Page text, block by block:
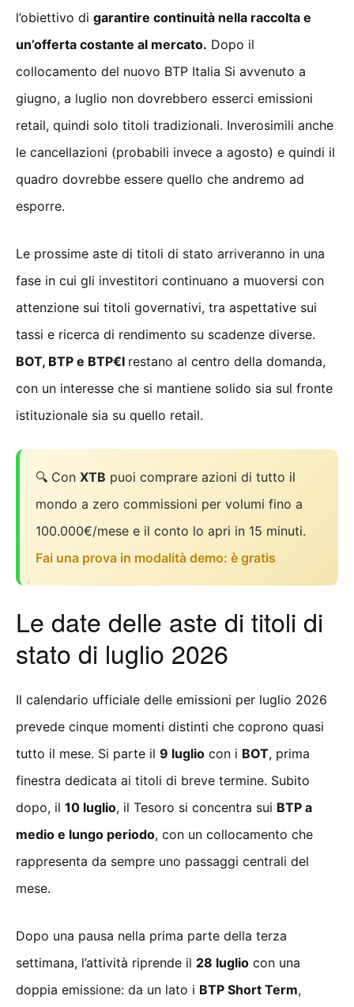
l’obiettivo di garantire continuità nella raccolta e
un’offerta costante al mercato. Dopo il
collocamento del nuovo BTP Italia Si avvenuto a
giugno, a luglio non dovrebbero esserci emissioni
retail, quindi solo titoli tradizionali. Inverosimili anche
le cancellazioni (probabili invece a agosto) e quindi il
quadro dovrebbe essere quello che andremo ad
esporre.
Le prossime aste di titoli di stato arriveranno in una
fase in cui gli investitori continuano a muoversi con
attenzione sui titoli governativi, tra aspettative sui
tassi e ricerca di rendimento su scadenze diverse.
BOT, BTP e BTP€I restano al centro della domanda,
con un interesse che si mantiene solido sia sul fronte
istituzionale sia su quello retail.
🔍 Con XTB puoi comprare azioni di tutto il
mondo a zero commissioni per volumi fino a
100.000€/mese e il conto lo apri in 15 minuti.
Fai una prova in modalità demo: è gratis
Le date delle aste di titoli di
stato di luglio 2026
Il calendario ufficiale delle emissioni per luglio 2026
prevede cinque momenti distinti che coprono quasi
tutto il mese. Si parte il 9 luglio con i BOT, prima
finestra dedicata ai titoli di breve termine. Subito
dopo, il 10 luglio, il Tesoro si concentra sui BTP a
medio e lungo periodo, con un collocamento che
rappresenta da sempre uno passaggi centrali del
mese.
Dopo una pausa nella prima parte della terza
settimana, l’attività riprende il 28 luglio con una
doppia emissione: da un lato i BTP Short Term,